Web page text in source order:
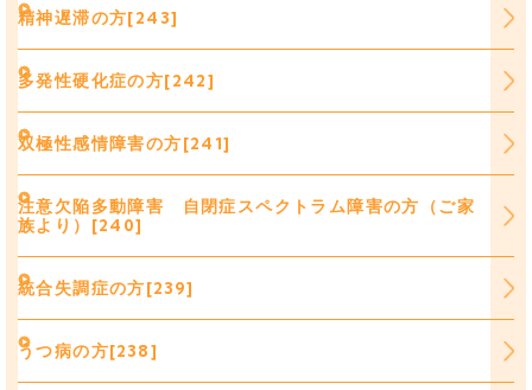
精神遅滞の方[243]
多発性硬化症の方[242]
双極性感情障害の方[241]
注意欠陥多動障害 自閉症スペクトラム障害の方（ご家
族より）[240]
統合失調症の方[239]
うつ病の方[238]